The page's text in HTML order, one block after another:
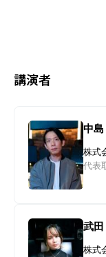
講演者
中
株式
代表
武
株式